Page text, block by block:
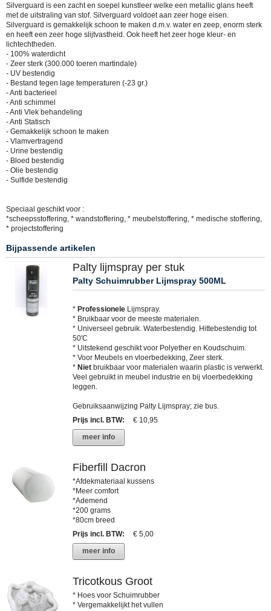
Silverguard is een zacht en soepel kunstleer welke een metallic glans heeft
met de uitstraling van stof. Silverguard voldoet aan zeer hoge eisen.
Silverguard is gemakkelijk schoon te maken d.m.v. water en zeep, enorm sterk
en heeft een zeer hoge slijtvastheid. Ook heeft het zeer hoge kleur- en
lichtechtheden.
- 100% waterdicht
- Zeer sterk (300.000 toeren martindale)
- UV bestendig
- Bestand tegen lage temperaturen (-23 gr.)
- Anti bacterieel
- Anti schimmel
- Anti Vlek behandeling
- Anti Statisch
- Gemakkelijk schoon te maken
- Vlamvertragend
- Urine bestendig
- Bloed bestendig
- Olie bestendig
- Sulfide bestendig
Speciaal geschikt voor :
*scheepsstoffering, * wandstoffering, * meubelstoffering, * medische stoffering,
* projectstoffering
Bijpassende artikelen
Palty lijmspray per stuk
Palty Schuimrubber Lijmspray 500ML
* Professionele Lijmspray.
* Bruikbaar voor de meeste materialen.
* Universeel gebruik. Waterbestendig. Hittebestendig tot
50'C
* Uitstekend geschikt voor Polyether en Koudschuim.
* Voor Meubels en vloerbedekking, Zeer sterk.
* Niet bruikbaar voor materialen waarin plastic is verwerkt.
Veel gebruikt in meubel industrie en bij vloerbedekking
leggen.
Gebruiksaanwijzing Palty Lijmspray; zie bus.
Prijs incl. BTW:
€ 10,95
meer info
Fiberfill Dacron
*Afdekmateriaal kussens
*Meer comfort
*Ademend
*200 grams
*80cm breed
Prijs incl. BTW:
€ 5,00
meer info
Tricotkous Groot
* Hoes voor Schuimrubber
* Vergemakkelijkt het vullen